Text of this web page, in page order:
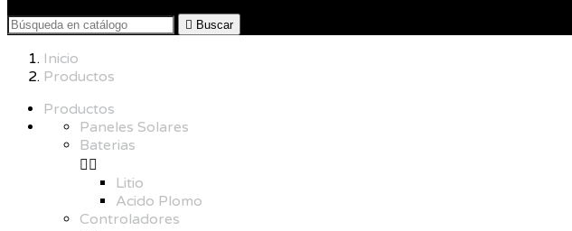
 Buscar
Inicio
Productos
Productos
Paneles Solares
Baterias

Litio
Acido Plomo
Controladores